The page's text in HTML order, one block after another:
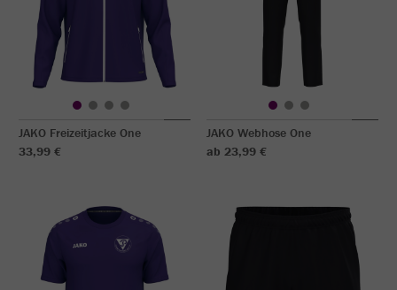
JAKO Freizeitjacke One
33,99 €
JAKO Webhose One
ab 23,99 €